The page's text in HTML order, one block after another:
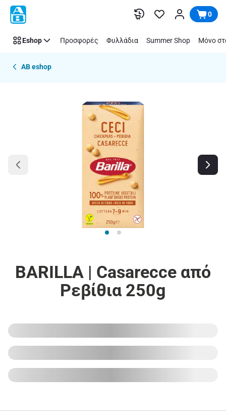
Παράλειψη 0
Eshop Προσφορές Φυλλάδια Summer Shop Μόνο
AB eshop
BARILLA | Casarecce από
Ρεβίθια 250g